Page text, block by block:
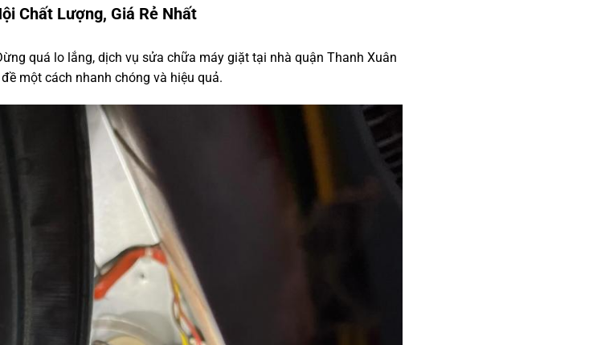
Chất Lượng, Giá Rẻ Nhất
quá lo lắng, dịch vụ sửa chữa máy giặt tại nhà quận Thanh Xuân
một cách nhanh chóng và hiệu quả.